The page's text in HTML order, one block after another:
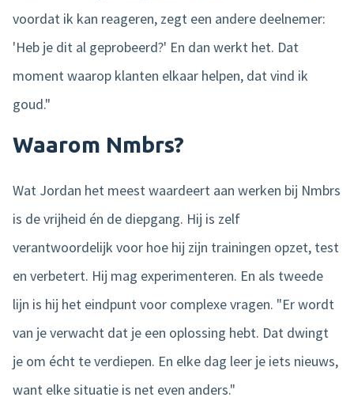
voordat ik kan reageren, zegt een andere deelnemer:
'Heb je dit al geprobeerd?' En dan werkt het. Dat
moment waarop klanten elkaar helpen, dat vind ik
goud."
Waarom Nmbrs?
Wat Jordan het meest waardeert aan werken bij Nmbrs
is de vrijheid én de diepgang. Hij is zelf
verantwoordelijk voor hoe hij zijn trainingen opzet, test
en verbetert. Hij mag experimenteren. En als tweede
lijn is hij het eindpunt voor complexe vragen. "Er wordt
van je verwacht dat je een oplossing hebt. Dat dwingt
je om écht te verdiepen. En elke dag leer je iets nieuws,
want elke situatie is net even anders."